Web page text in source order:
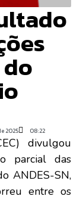
2025 08:22
divulgou
parcial das
ANDES-SN,
entre os